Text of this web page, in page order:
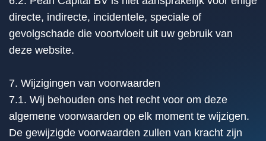
directe, indirecte, incidentele, speciale of
gevolgschade die voortvloeit uit uw gebruik van
deze website.
7. Wijzigingen van voorwaarden
7.1. Wij behouden ons het recht voor om deze
algemene voorwaarden op elk moment te wijzigen.
De gewijzigde voorwaarden zullen van kracht zijn